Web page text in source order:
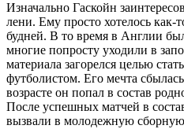
Изначально Гаскойн
лени. Ему просто хотелось как-
будней. В то время в Англии
многие попросту уходили в
материала загорелся целью
футболистом. Его мечта
возрасте он попал в состав
После успешных матчей в
вызвали в молодежную